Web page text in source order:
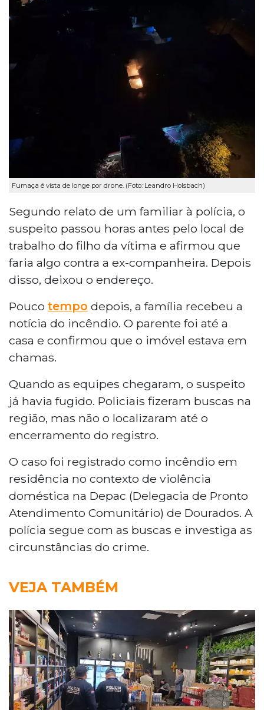
Fumaça é vista de longe por drone. (Foto: Leandro Holsbach)
Segundo relato de um familiar à polícia, o
suspeito passou horas antes pelo local de
trabalho do filho da vítima e afirmou que
faria algo contra a ex-companheira. Depois
disso, deixou o endereço.
Pouco tempo depois, a família recebeu a
notícia do incêndio. O parente foi até a
casa e confirmou que o imóvel estava em
chamas.
Quando as equipes chegaram, o suspeito
já havia fugido. Policiais fizeram buscas na
região, mas não o localizaram até o
encerramento do registro.
O caso foi registrado como incêndio em
residência no contexto de violência
doméstica na Depac (Delegacia de Pronto
Atendimento Comunitário) de Dourados. A
polícia segue com as buscas e investiga as
circunstâncias do crime.
VEJA TAMBÉM